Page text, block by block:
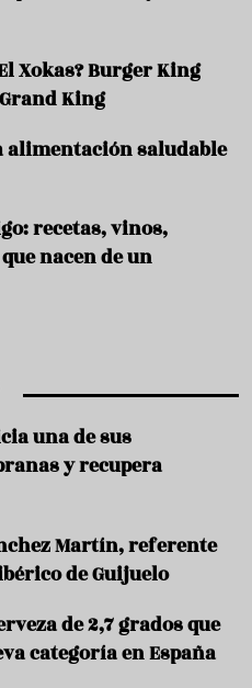
Xokas? Burger King
King
alimentación saludable
recetas, vinos,
nacen de un
una de sus
y recupera
Martín, referente
de Guijuelo
de 2,7 grados que
categoría en España